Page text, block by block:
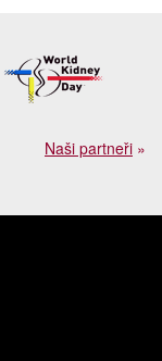
Naši partneři »